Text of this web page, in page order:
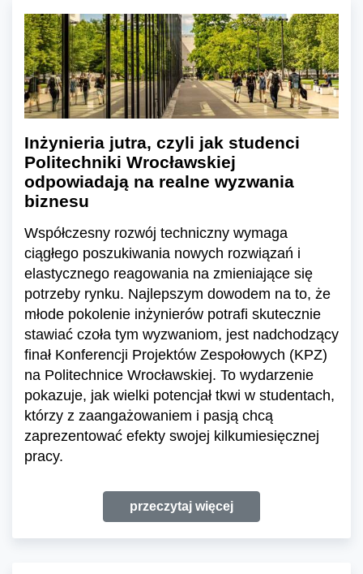
Inżynieria jutra, czyli jak studenci
Politechniki Wrocławskiej
odpowiadają na realne wyzwania
biznesu
Współczesny rozwój techniczny wymaga
ciągłego poszukiwania nowych rozwiązań i
elastycznego reagowania na zmieniające się
potrzeby rynku. Najlepszym dowodem na to, że
młode pokolenie inżynierów potrafi skutecznie
stawiać czoła tym wyzwaniom, jest nadchodzący
finał Konferencji Projektów Zespołowych (KPZ)
na Politechnice Wrocławskiej. To wydarzenie
pokazuje, jak wielki potencjał tkwi w studentach,
którzy z zaangażowaniem i pasją chcą
zaprezentować efekty swojej kilkumiesięcznej
pracy.
przeczytaj więcej